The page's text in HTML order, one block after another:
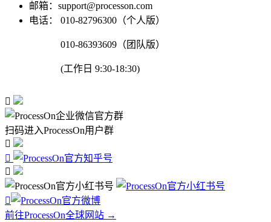
邮箱：support@processon.com
电话：
010-82796300（个人版）
010-86393609（团队版）
(工作日 9:30-18:30)

扫码进入ProcessOn用户群




前往ProcessOn全球网站 →